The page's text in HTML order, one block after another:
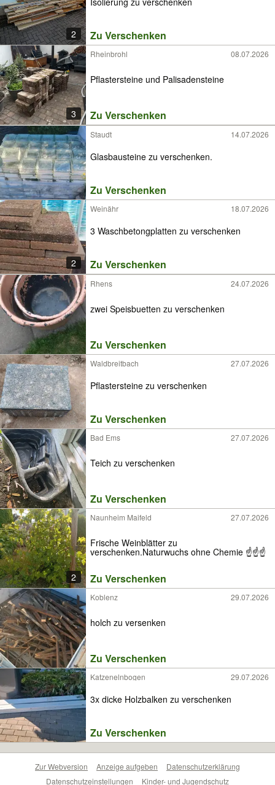
2 Zu Verschenken
3
Rheinbrohl 08.07.2026
Pflastersteine und Palisadensteine
Zu Verschenken
Staudt 14.07.2026
Glasbausteine zu verschenken.
Zu Verschenken
2
Weinähr 18.07.2026
3 Waschbetongplatten zu verschenken
Zu Verschenken
Rhens 24.07.2026
zwei Speisbuetten zu verschenken
Zu Verschenken
Waldbreitbach 27.07.2026
Pflastersteine zu verschenken
Zu Verschenken
Bad Ems 27.07.2026
Teich zu verschenken
Zu Verschenken
2
Naunheim Maifeld 27.07.2026
Frische Weinblätter zu
verschenken.Naturwuchs ohne Chemie ☝️☝️☝️
Zu Verschenken
Koblenz 29.07.2026
holch zu versenken
Zu Verschenken
Katzenelnbogen 29.07.2026
3x dicke Holzbalken zu verschenken
Zu Verschenken
Zur Webversion Anzeige aufgeben
Datenschutzerklärung
Datenschutzeinstellungen
Kinder- und Jugendschutz